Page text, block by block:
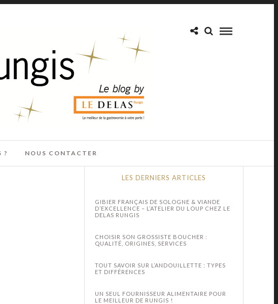
? NOUS CONTACTER
LES DERNIERS ARTICLES
GIBIER FRANÇAIS DE SOLOGNE & VIANDE
D’EXCELLENCE – L’ATELIER DU LOUP CHEZ LE
DELAS RUNGIS
CHOISIR SON GROSSISTE BOUCHER :
QUALITÉ, ORIGINES, SERVICES
TOUT SAVOIR SUR L’ANDOUILLETTE : TYPES
ET DIFFÉRENCES
UN SEUL FOURNISSEUR ALIMENTAIRE POUR
LE MEILLEUR DE RUNGIS !